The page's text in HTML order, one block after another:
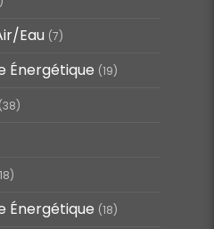
Eau (7)
Énergétique (19)
(38)
Énergétique (18)